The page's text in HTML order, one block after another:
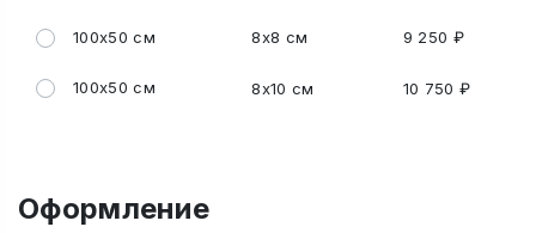
100x50 см 8x8 см 9 250 ₽
100x50 см 8x10 см 10 750 ₽
Оформление